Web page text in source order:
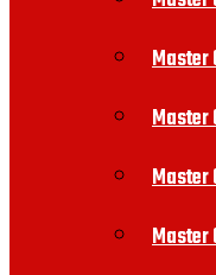
Master
Master
Master
Master